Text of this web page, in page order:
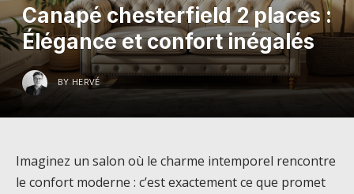
Canapé chesterfield 2 places :
Élégance et confort inégalés
BY HERVÉ
Imaginez un salon où le charme intemporel rencontre
le confort moderne : c’est exactement ce que promet